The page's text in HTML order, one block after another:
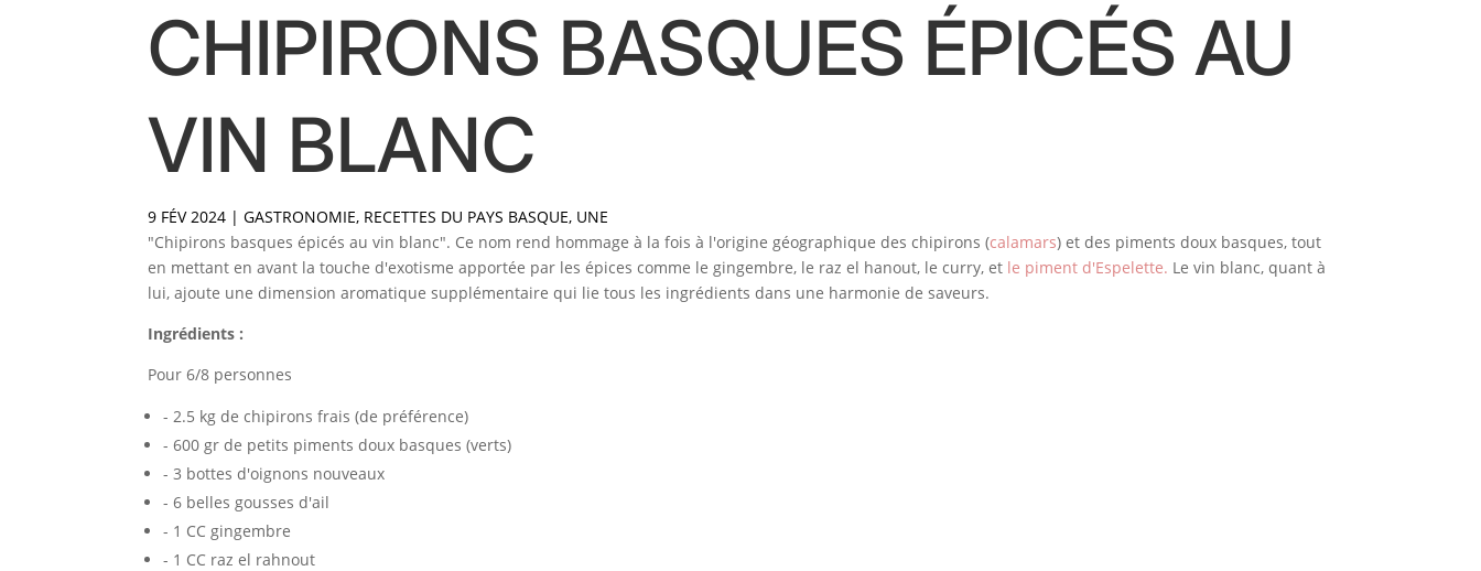
CHIPIRONS BASQUES ÉPICÉS AU
VIN BLANC
9 FÉV 2024 |GASTRONOMIE, RECETTES DU PAYS BASQUE, UNE
"Chipirons basques épicés au vin blanc". Ce nom rend hommage à la fois à l'origine géographique des chipirons (calamars) et des piments doux basques, tout
en mettant en avant la touche d'exotisme apportée par les épices comme le gingembre, le raz el hanout, le curry, et le piment d'Espelette. Le vin blanc, quant à
lui, ajoute une dimension aromatique supplémentaire qui lie tous les ingrédients dans une harmonie de saveurs.
Ingrédients :
Pour 6/8 personnes
- 2.5 kg de chipirons frais (de préférence)
- 600 gr de petits piments doux basques (verts)
- 3 bottes d'oignons nouveaux
- 6 belles gousses d'ail
- 1 CC gingembre
- 1 CC raz el rahnout